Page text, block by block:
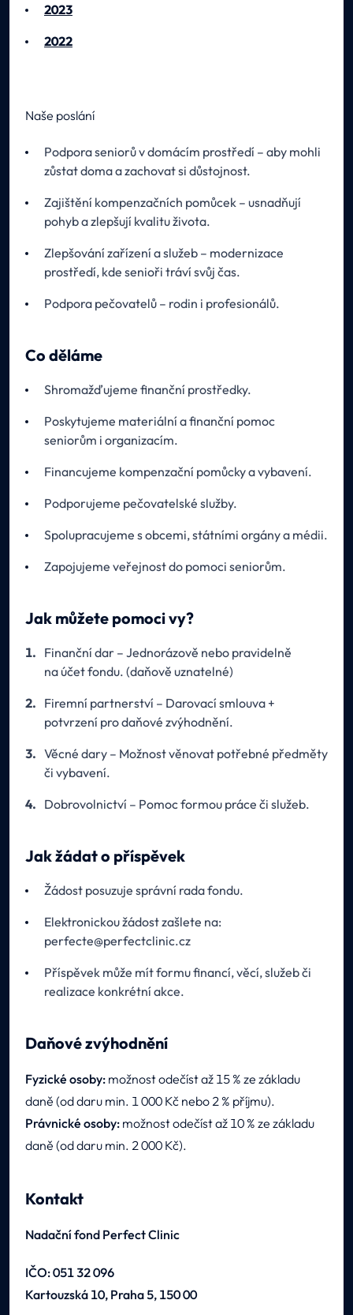
2023
2022
Naše poslání
Podpora seniorů v domácím prostředí – aby mohli
zůstat doma a zachovat si důstojnost.
Zajištění kompenzačních pomůcek – usnadňují
pohyb a zlepšují kvalitu života.
Zlepšování zařízení a služeb – modernizace
prostředí, kde senioři tráví svůj čas.
Podpora pečovatelů – rodin i profesionálů.
Co děláme
Shromažďujeme finanční prostředky.
Poskytujeme materiální a finanční pomoc
seniorům i organizacím.
Financujeme kompenzační pomůcky a vybavení.
Podporujeme pečovatelské služby.
Spolupracujeme s obcemi, státními orgány a médii.
Zapojujeme veřejnost do pomoci seniorům.
Jak můžete pomoci vy?
Finanční dar – Jednorázově nebo pravidelně
na účet fondu. (daňově uznatelné)
Firemní partnerství – Darovací smlouva +
potvrzení pro daňové zvýhodnění.
Věcné dary – Možnost věnovat potřebné předměty
či vybavení.
Dobrovolnictví – Pomoc formou práce či služeb.
Jak žádat o příspěvek
Žádost posuzuje správní rada fondu.
Elektronickou žádost zašlete na:
perfecte@perfectclinic.cz
Příspěvek může mít formu financí, věcí, služeb či
realizace konkrétní akce.
Daňové zvýhodnění
Fyzické osoby: možnost odečíst až 15 % ze základu
daně (od daru min. 1 000 Kč nebo 2 % příjmu).
Právnické osoby: možnost odečíst až 10 % ze základu
daně (od daru min. 2 000 Kč).
Kontakt
Nadační fond Perfect Clinic
IČO: 051 32 096
Kartouzská 10, Praha 5, 150 00